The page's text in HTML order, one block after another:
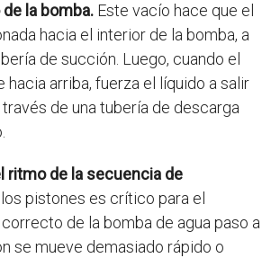
la bomba. Este vacío hace que el
hacia el interior de la bomba, a
de succión. Luego, cuando el
hacia arriba, fuerza el líquido a salir
de una tubería de descarga
ritmo de la secuencia de
pistones es crítico para el
de la bomba de agua paso a
se mueve demasiado rápido o